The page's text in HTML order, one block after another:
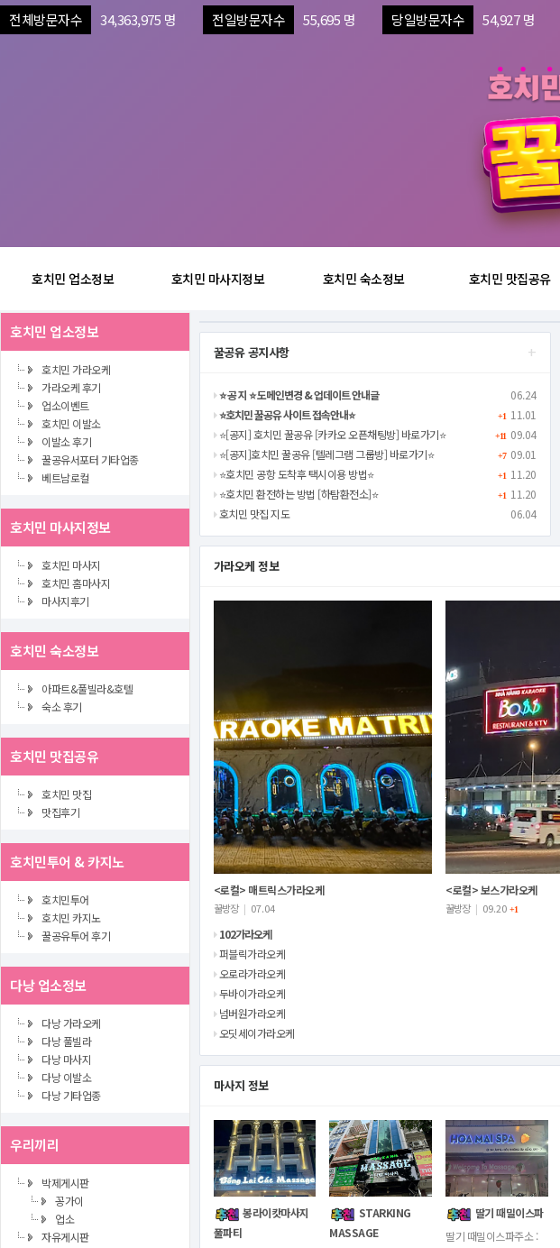
전체방문자수 34,363,975 명 전일방문자수 55,695 명 당일방문자수 54,927 명
호치민 업소정보 호치민 마사지정보 호치민 숙소정보 호치민 맛집공유
호치민 업소정보
호치민 가라오케
가라오케 후기
업소이벤트
호치민 이발소
이발소 후기
꿀공유서포터 기타업종
베트남로컬
호치민 마사지정보
호치민 마사지
호치민 홈마사지
마사지후기
호치민 숙소정보
아파트&풀빌라&호텔
숙소 후기
호치민 맛집공유
호치민 맛집
맛집후기
호치민투어 & 카지노
호치민투어
호치민 카지노
꿀공유투어 후기
다낭 업소정보
다낭 가라오케
다낭 풀빌라
다낭 마사지
다낭 이발소
다낭 기타업종
우리끼리
박제게시판
꽁가이
업소
자유게시판
+
꿀공유 공지사항
06.24
⭐️ 공 지 ⭐️ 도메인변경 & 업데이트 안내글
+1 11.01
⭐️호치민 꿀공유 사이트 접속안내⭐️
+11 09.04
⭐️[공지] 호치민 꿀공유 [카카오 오픈채팅방] 바로가기⭐️
+7 09.01
⭐️[공지]호치민 꿀공유 [텔레그램 그룹방] 바로가기⭐️
+1 11.20
⭐️호치민 공항 도착후 택시이용 방법⭐️
+1 11.20
⭐️호치민 환전하는 방법 [하탐환전소]⭐️
06.04
호치민 맛집 지도
가라오케 정보
<로컬> 매트릭스가라오케
꿀방장 | 07.04
<로컬> 보스가라오케
꿀방장 | 09.20 +1
102가라오케
퍼블릭가라오케
오로라가라오케
두바이가라오케
넘버원가라오케
오딧세이가라오케
마사지 정보
봉라이캇마사지
풀파티
STARKING
MASSAGE
딸기 때밀이스파
딸기 때밀이스파주소 :